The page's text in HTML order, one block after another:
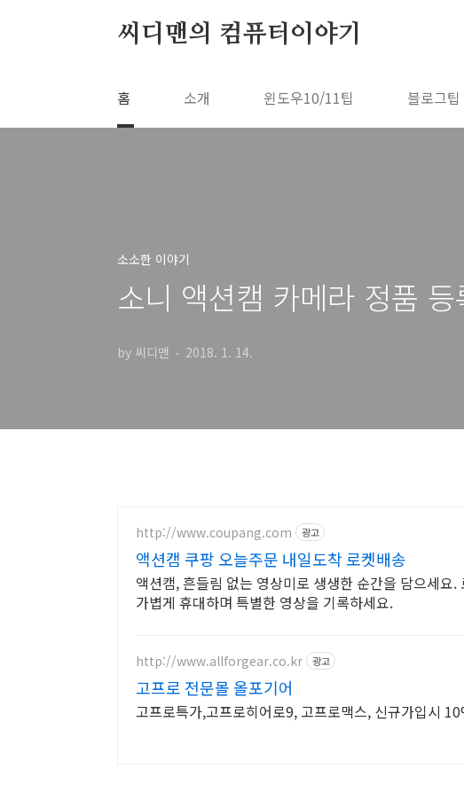
씨디맨의 컴퓨터이야기
홈 소개 윈도우10/11팁 블로그팁
소소한 이야기
소니 액션캠 카메라 정품
by 씨디맨 2018. 1. 14.
http://www.coupang.com 광고
액션캠 쿠팡 오늘주문 내일도착 로켓배송
액션캠, 흔들림 없는 영상미로 생생한 순간을 담으세요
가볍게 휴대하며 특별한 영상을 기록하세요.
http://www.allforgear.co.kr 광고
고프로 전문몰 올포기어
고프로특가,고프로히어로9, 고프로맥스, 신규가입시